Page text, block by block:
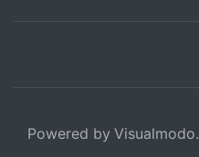
Powered by Visualmodo.